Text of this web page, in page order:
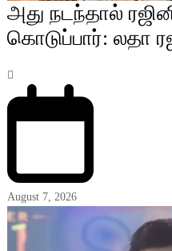
அது நடந்தால்
கொடுப்பார்: லதா
August 7, 2026